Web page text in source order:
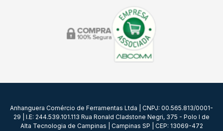
Anhanguera Comércio de Ferramentas Ltda | CNPJ: 00.565.813/0001-
29 | I.E: 244.539.101.113 Rua Ronald Cladstone Negri, 375 - Polo I de
Alta Tecnologia de Campinas | Campinas SP | CEP: 13069-472